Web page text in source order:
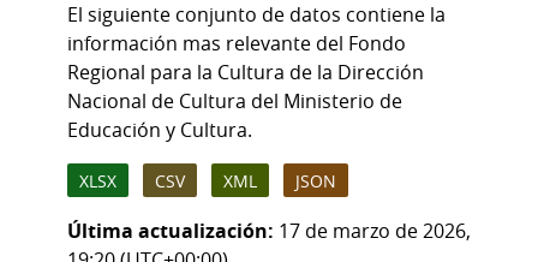
El siguiente conjunto de datos contiene la
información mas relevante del Fondo
Regional para la Cultura de la Dirección
Nacional de Cultura del Ministerio de
Educación y Cultura.
XLSX CSV XML JSON
Última actualización: 17 de marzo de 2026,